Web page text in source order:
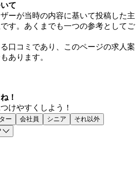
て
ーが当時の内容に基いて投稿した主
す。あくまでも一つの参考としてご
口コミであり、このページの求人案
あります。
！
けやすくしよう！
ー 会社員 シニア
それ以外